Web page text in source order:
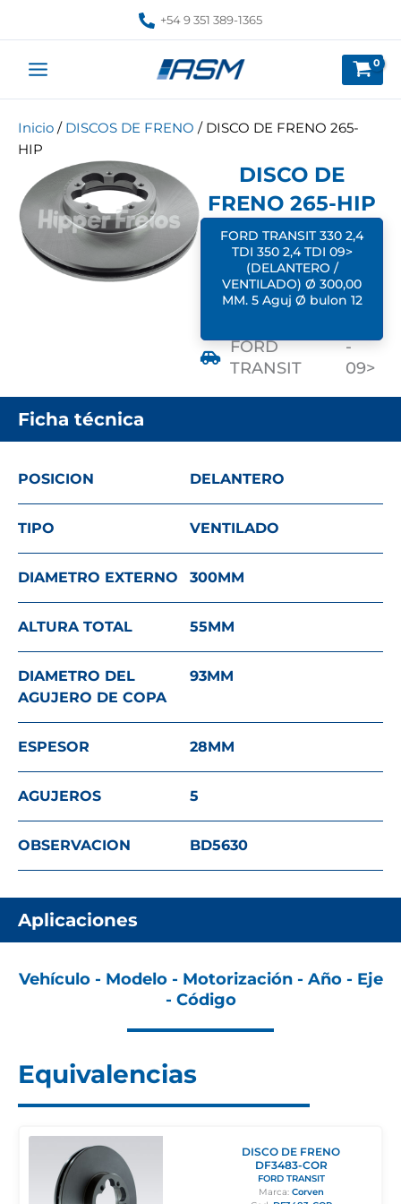
+54 9 351 389-1365
Inicio / DISCOS DE FRENO / DISCO DE FRENO 265-
HIP
DISCO DE
FRENO 265-HIP
FORD TRANSIT 330 2,4
TDI 350 2,4 TDI 09>
(DELANTERO /
VENTILADO) Ø 300,00
MM. 5 Aguj Ø bulon 12
FORD
TRANSIT
-
09>
Ficha técnica
POSICION DELANTERO
TIPO VENTILADO
DIAMETRO EXTERNO 300MM
ALTURA TOTAL 55MM
DIAMETRO DEL
AGUJERO DE COPA
93MM
ESPESOR 28MM
AGUJEROS 5
OBSERVACION BD5630
Aplicaciones
Vehículo - Modelo - Motorización - Año - Eje
- Código
Equivalencias
DISCO DE FRENO
DF3483-COR
FORD TRANSIT
Marca: Corven